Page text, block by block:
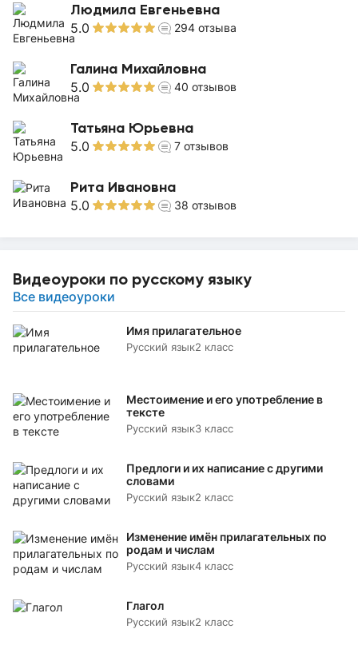
Людмила Евгеньевна
5.0 294 отзыва
Галина Михайловна
5.0 40 отзывов
Татьяна Юрьевна
5.0 7 отзывов
Рита Ивановна
5.0 38 отзывов
Видеоуроки по русскому языку
Все видеоуроки
Имя прилагательное
Русский язык2 класс
Местоимение и его употребление в
тексте
Русский язык3 класс
Предлоги и их написание с другими
словами
Русский язык2 класс
Изменение имён прилагательных по
родам и числам
Русский язык4 класс
Глагол
Русский язык2 класс